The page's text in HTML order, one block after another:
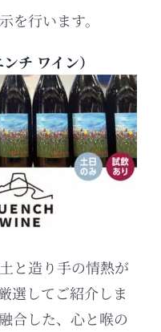
を行います。
チ ワイン）
と造り手の情熱が
選してご紹介しま
合した、心と喉の